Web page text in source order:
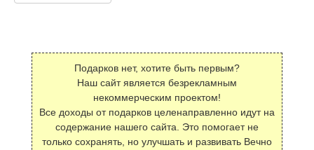
Подарков нет, хотите быть первым?
Наш сайт является безрекламным
некоммерческим проектом!
Все доходы от подарков целенаправленно идут на
содержание нашего сайта. Это помогает не
только сохранять, но улучшать и развивать Вечно